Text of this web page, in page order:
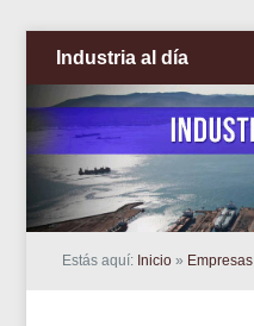
Industria al día
Estás aquí: Inicio » Empresas